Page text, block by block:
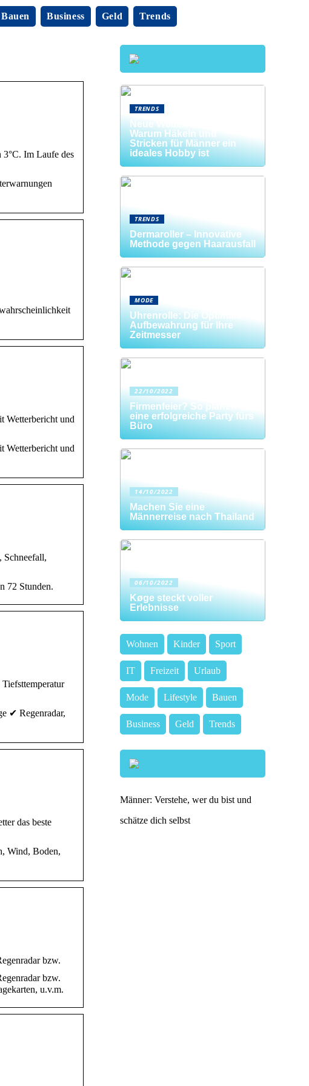
Bauen Business Geld Trends
3°C. Im Laufe des
Wetterbericht und
Wetterbericht und
Schneefall,
72 Stunden.
✔ Regenradar,
das beste
Wind, Boden,
bzw.
bzw.
u.v.m.
TRENDS
Neue Welten entdecken:
Warum Häkeln und
Stricken für Männer ein
ideales Hobby ist
TRENDS
Dermaroller – Innovative
Methode gegen Haarausfall
MODE
Uhrenrolle: Die Optimale
Aufbewahrung für Ihre
Zeitmesser
22/10/2022
Firmenfeier? So planen Sie
eine erfolgreiche Party fürs
Büro
14/10/2022
Machen Sie eine
Männerreise nach Thailand
06/10/2022
Køge steckt voller
Erlebnisse
Wohnen Kinder Sport
IT Freizeit Urlaub
Mode Lifestyle Bauen
Business Geld Trends
Männer: Verstehe, wer du bist und
schätze dich selbst